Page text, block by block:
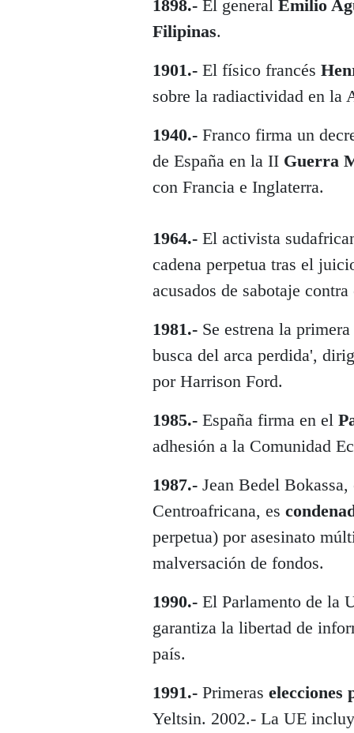
1898.- El general Emilio
Filipinas.
1901.- El físico francés
sobre la radiactividad en la
1940.- Franco firma un
de España en la II Guerra
con Francia e Inglaterra.
1964.- El activista
cadena perpetua tras el
acusados de sabotaje
1981.- Se estrena la
busca del arca perdida',
por Harrison Ford.
1985.- España firma en el
adhesión a la Comunidad
1987.- Jean Bedel
Centroafricana, es
perpetua) por asesinato
malversación de fondos.
1990.- El Parlamento de la
garantiza la libertad de
país.
1991.- Primeras elecciones
Yeltsin. 2002.- La UE